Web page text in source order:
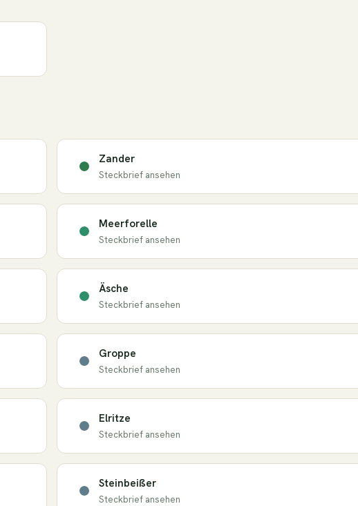
Zander
Steckbrief ansehen
Meerforelle
Steckbrief ansehen
Äsche
Steckbrief ansehen
Groppe
Steckbrief ansehen
Elritze
Steckbrief ansehen
Steinbeißer
Steckbrief ansehen